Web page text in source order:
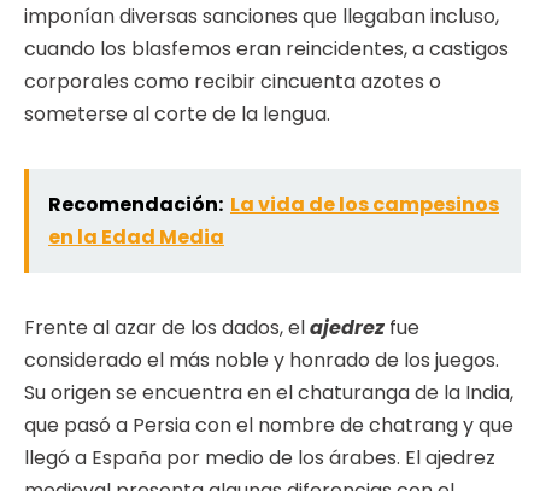
imponían diversas sanciones que llegaban incluso,
cuando los blasfemos eran reincidentes, a castigos
corporales como recibir cincuenta azotes o
someterse al corte de la lengua.
Recomendación: La vida de los campesinos
en la Edad Media
Frente al azar de los dados, elajedrez fue
considerado el más noble y honrado de los juegos.
Su origen se encuentra en el chaturanga de la India,
que pasó a Persia con el nombre de chatrang y que
llegó a España por medio de los árabes. El ajedrez